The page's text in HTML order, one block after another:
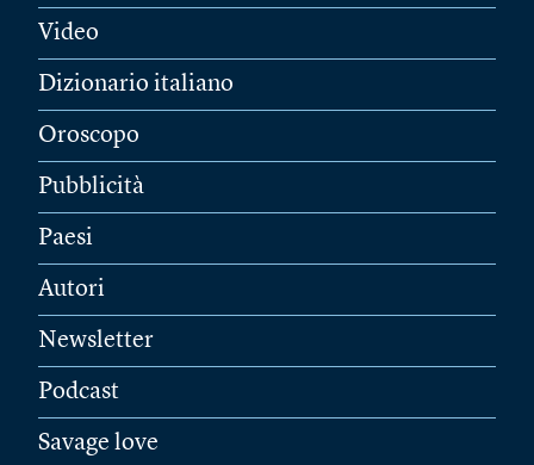
Video
Dizionario italiano
Oroscopo
Pubblicità
Paesi
Autori
Newsletter
Podcast
Savage love